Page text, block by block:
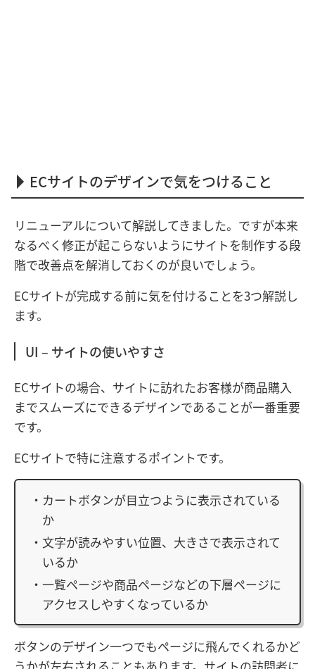
ECサイトのデザインで気をつけること
リニューアルについて解説してきました。ですが本来
なるべく修正が起こらないようにサイトを制作する段
階で改善点を解消しておくのが良いでしょう。
ECサイトが完成する前に気を付けることを3つ解説し
ます。
UI – サイトの使いやすさ
ECサイトの場合、サイトに訪れたお客様が商品購入
までスムーズにできるデザインであることが一番重要
です。
ECサイトで特に注意するポイントです。
カートボタンが目立つように表示されている
か
文字が読みやすい位置、大きさで表示されて
いるか
一覧ページや商品ページなどの下層ページに
アクセスしやすくなっているか
ボタンのデザイン一つでもページに飛んでくれるかど